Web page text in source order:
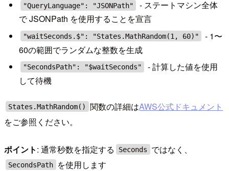
"QueryLanguage": "JSONPath"
- ステートマシン全体
で JSONPath を使用することを宣言
"waitSeconds.$": "States.MathRandom(1, 60)"
- 1〜
60の範囲でランダムな整数を生成
"SecondsPath": "$waitSeconds"
- 計算した値を使用
して待機
States.MathRandom() 関数の詳細はAWS公式ドキュメント
をご参照ください。
ポイント: 通常秒数を指定する Seconds ではなく、
SecondsPath を使用します